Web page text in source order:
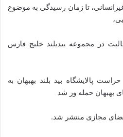
غیرانسانی، تا زمان رسیدگی به موضوع
در مجموعه بیدبلند خلیج فارس
پالایشگاه بید بلند بهبهان به
بهبهان حمله ور شد
مجازی منتشر شد.